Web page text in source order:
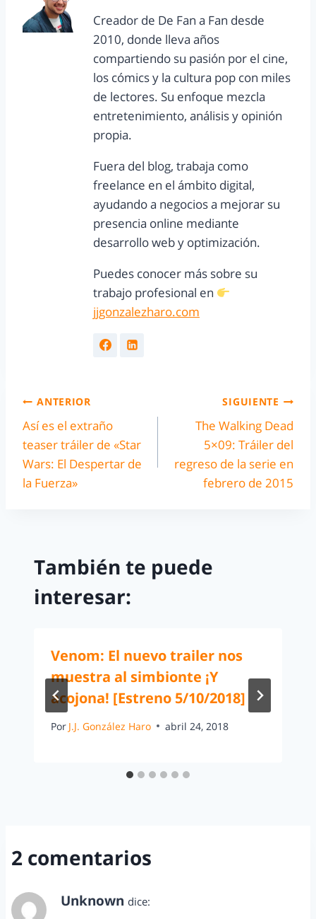
Creador de De Fan a Fan desde
2010, donde lleva años
compartiendo su pasión por el cine,
los cómics y la cultura pop con miles
de lectores. Su enfoque mezcla
entretenimiento, análisis y opinión
propia.
Fuera del blog, trabaja como
freelance en el ámbito digital,
ayudando a negocios a mejorar su
presencia online mediante
desarrollo web y optimización.
Puedes conocer más sobre su
trabajo profesional en
jjgonzalezharo.com
ANTERIOR
Así es el extraño
teaser tráiler de «Star
Wars: El Despertar de
la Fuerza»
SIGUIENTE
The Walking Dead
5×09: Tráiler del
regreso de la serie en
febrero de 2015
También te puede
interesar:
Venom: El nuevo trailer nos
muestra al simbionte ¡Y
acojona! [Estreno 5/10/2018]
Por J.J. González Haro abril 24, 2018
2 comentarios
Unknown dice: